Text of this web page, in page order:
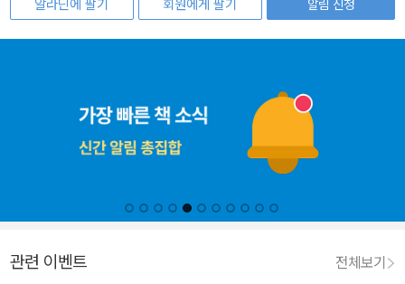
알라딘에 팔기
회원에게 팔기
알림 신청
관련 이벤트 전체보기